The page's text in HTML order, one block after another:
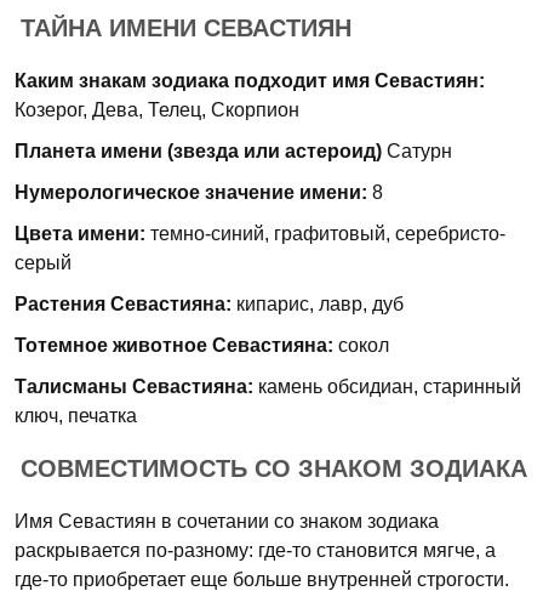
ТАЙНА ИМЕНИ СЕВАСТИЯН
Каким знакам зодиака подходит имя Севастиян:
Козерог, Дева, Телец, Скорпион
Планета имени (звезда или астероид) Сатурн
Нумерологическое значение имени: 8
Цвета имени: темно-синий, графитовый, серебристо-
серый
Растения Севастияна: кипарис, лавр, дуб
Тотемное животное Севастияна: сокол
Талисманы Севастияна: камень обсидиан, старинный
ключ, печатка
СОВМЕСТИМОСТЬ СО ЗНАКОМ ЗОДИАКА
Имя Севастиян в сочетании со знаком зодиака
раскрывается по-разному: где-то становится мягче, а
где-то приобретает еще больше внутренней строгости.